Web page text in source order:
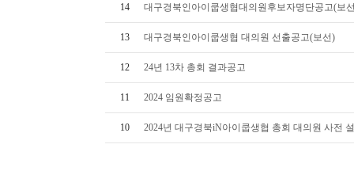
14 대구경북인아이쿱생협대의원후보자명단공고(보
13 대구경북인아이쿱생협 대의원 선출공고(보선)
12 24년 13차 총회 결과공고
11 2024 임원확정공고
10 2024년 대구경북iN아이쿱생협 총회 대의원 사전